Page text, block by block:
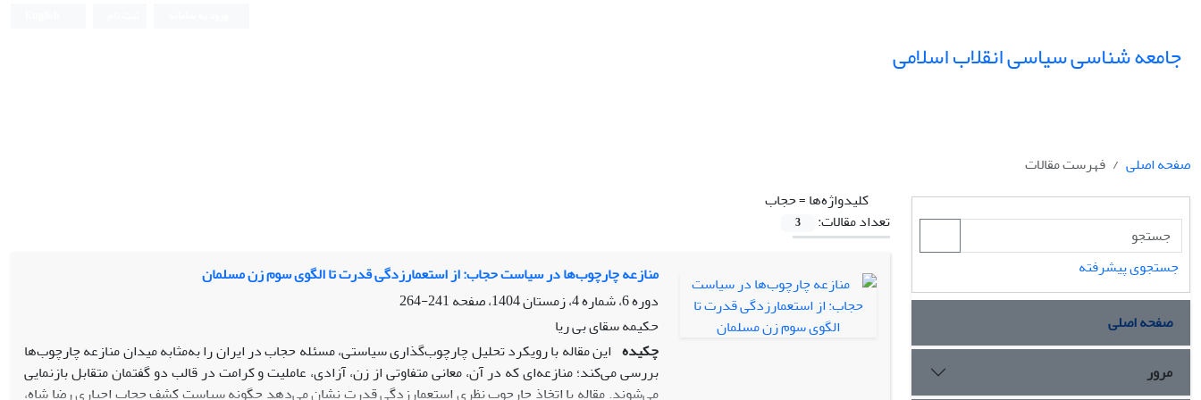
جامعه شناسی سیاسی انقلاب اسلامی
صفحه اصلی
فهرست مقالات
کلیدواژه‌ها =حجاب
تعداد مقالات:
3
منازعه چارچوب‌ها در سیاست حجاب: از استعمارزدگی قدرت تا الگوی سوم زن مسلمان
دوره 6، شماره 4، زمستان 1404، صفحه
241-264
حکیمه سقای بی ریا
چکیده این مقاله با رویکرد تحلیل چارچوب‌گذاری سیاستی، مسئله حجاب در ایران را به‌مثابه میدان منازعه چارچوب‌ها
بررسی می‌کند؛ منازعه‌ای که در آن، معانی متفاوتی از زن، آزادی، عاملیت و کرامت در قالب دو گفتمان متقابل بازنمایی
می‌شوند. مقاله با اتخاذ چارچوب نظری استعمارزدگی قدرت نشان می‌دهد چگونه سیاست کشف حجاب اجباری رضا شاه،
جستجوی پیشرفته
صفحه اصلی
مرور